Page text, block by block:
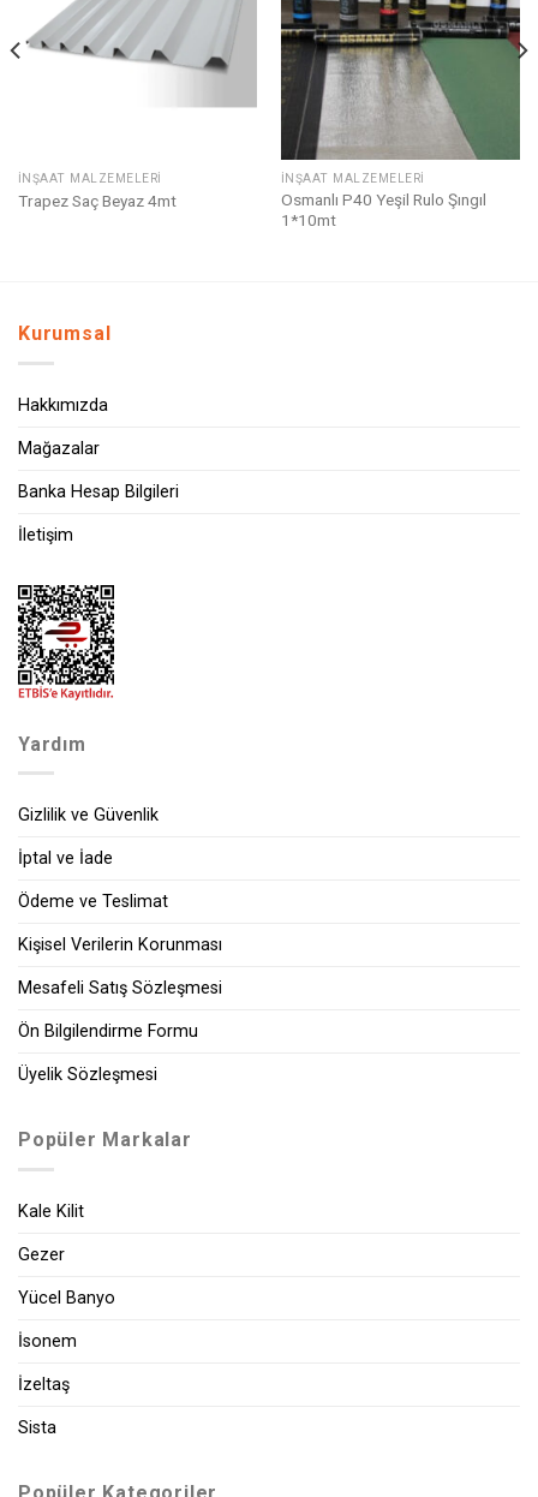
İNŞAAT MALZEMELERI
Trapez Saç Beyaz 4mt
Ekle
İNŞAAT MALZEMELERI
Osmanlı P40 Yeşil Rulo Şıngıl
1*10mt
Kurumsal
Hakkımızda
Mağazalar
Banka Hesap Bilgileri
İletişim
Yardım
Gizlilik ve Güvenlik
İptal ve İade
Ödeme ve Teslimat
Kişisel Verilerin Korunması
Mesafeli Satış Sözleşmesi
Ön Bilgilendirme Formu
Üyelik Sözleşmesi
Popüler Markalar
Kale Kilit
Gezer
Yücel Banyo
İsonem
İzeltaş
Sista
Popüler Kategoriler